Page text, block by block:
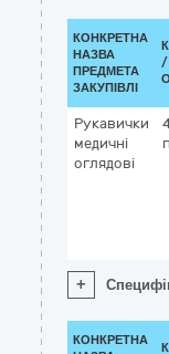
КОНКРЕТНА
НАЗВА
ПРЕДМЕТА
ЗАКУПІВЛІ
/
Рукавички
медичні
оглядові
+
КОНКРЕТНА